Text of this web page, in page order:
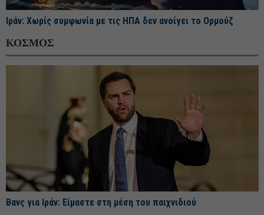
Ιράν: Χωρίς συμφωνία με τις ΗΠΑ δεν ανοίγει το Ορμούζ
ΚΟΣΜΟΣ
Βανς για Ιράν: Είμαστε στη μέση του παιχνιδιού